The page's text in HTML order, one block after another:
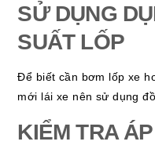
SỬ DỤNG
SUẤT LỐP
Để biết cần bơm lốp xe
mới lái xe nên sử dụng
KIỂM TRA